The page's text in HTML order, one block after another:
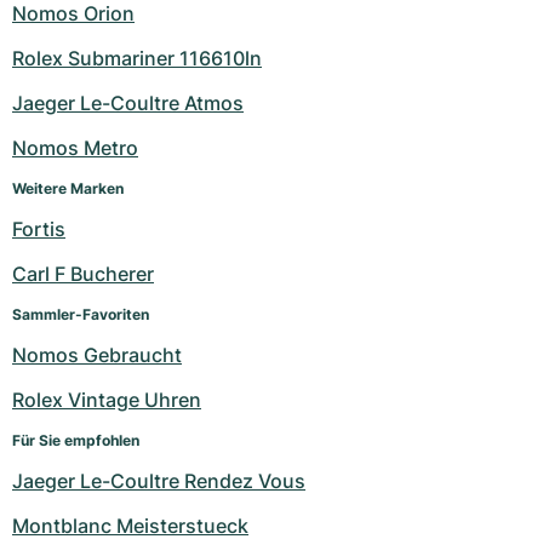
Nomos Orion
Rolex Submariner 116610ln
Jaeger Le-Coultre Atmos
Nomos Metro
Weitere Marken
Fortis
Carl F Bucherer
Sammler-Favoriten
Nomos Gebraucht
Rolex Vintage Uhren
Für Sie empfohlen
Jaeger Le-Coultre Rendez Vous
Montblanc Meisterstueck